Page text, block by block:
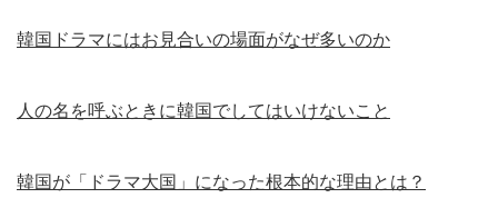
韓国ドラマにはお見合いの場面がなぜ多いのか
人の名を呼ぶときに韓国でしてはいけないこと
韓国が「ドラマ大国」になった根本的な理由とは？